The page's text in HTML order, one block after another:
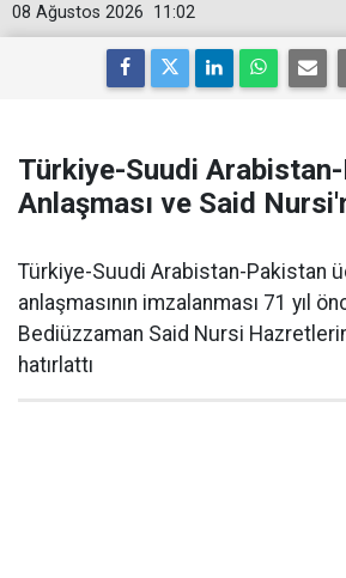
11:02
08 Ağustos 2026
Türkiye-Suudi
Anlaşması ve Said
Türkiye-Suudi Arabistan-Pakistan
anlaşmasının imzalanması 71 yıl
Bediüzzaman Said Nursi
hatırlattı